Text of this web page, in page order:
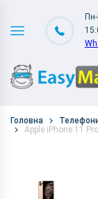
Головна
Apple iPhone 11